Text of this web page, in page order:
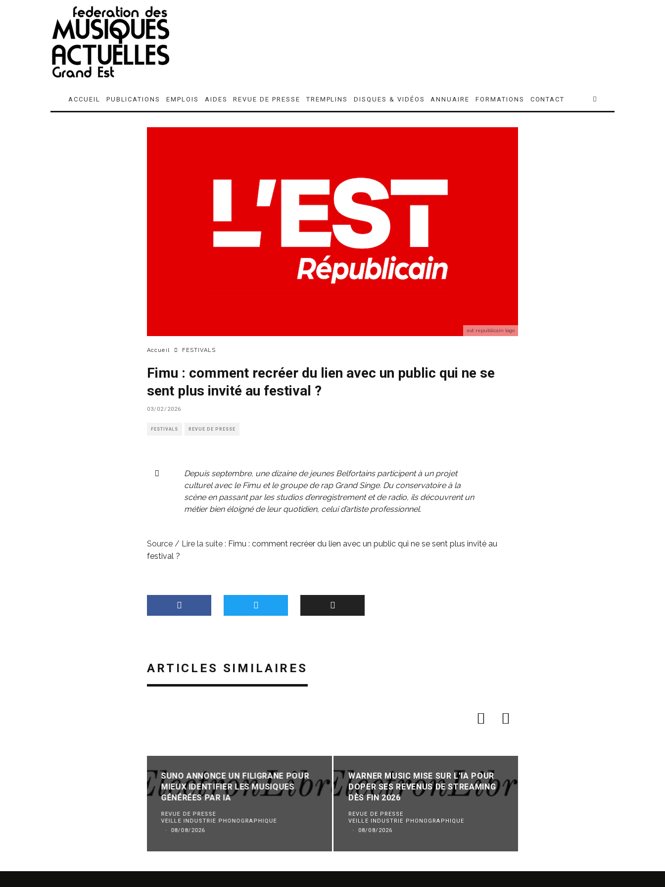
ACCUEIL PUBLICATIONS EMPLOIS AIDES REVUE DE PRESSE TREMPLINS DISQUES & VIDÉOS ANNUAIRE FORMATIONS CONTACT
est republicain logo
Accueil FESTIVALS
Fimu : comment recréer du lien avec un public qui ne se
sent plus invité au festival ?
03/02/2026
FESTIVALS REVUE DE PRESSE
Depuis septembre, une dizaine de jeunes Belfortains participent à un projet
culturel avec le Fimu et le groupe de rap Grand Singe. Du conservatoire à la
scène en passant par les studios d’enregistrement et de radio, ils découvrent un
métier bien éloigné de leur quotidien, celui d’artiste professionnel.
Source / Lire la suite : Fimu : comment recréer du lien avec un public qui ne se sent plus invité au
festival ?
ARTICLES SIMILAIRES
SUNO ANNONCE UN FILIGRANE POUR
MIEUX IDENTIFIER LES MUSIQUES
GÉNÉRÉES PAR IA
REVUE DE PRESSE
VEILLE INDUSTRIE PHONOGRAPHIQUE
·
08/08/2026
WARNER MUSIC MISE SUR L’IA POUR
DOPER SES REVENUS DE STREAMING
DÈS FIN 2026
REVUE DE PRESSE
VEILLE INDUSTRIE PHONOGRAPHIQUE
·
08/08/2026